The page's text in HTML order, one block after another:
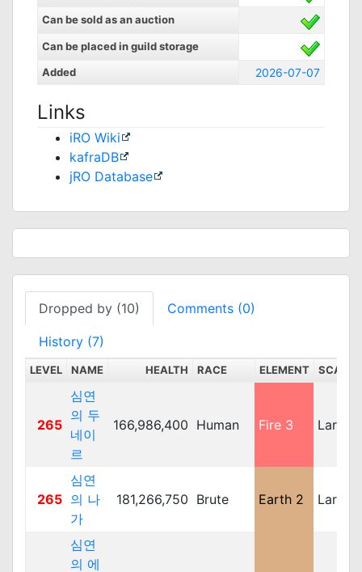
Can be sold as an auction
Can be placed in guild storage
Added
2026-07-07
Links
iRO Wiki
kafraDB
jRO Database
Dropped by (10) Comments (0)
History (7)
LEVEL NAME HEALTH RACE ELEMENT SCALE
265
심연
의 두
네이
르
166,986,400 Human Fire 3 Large
265
심연
의 나
가
181,266,750 Brute Earth 2 Large
심연
의 에